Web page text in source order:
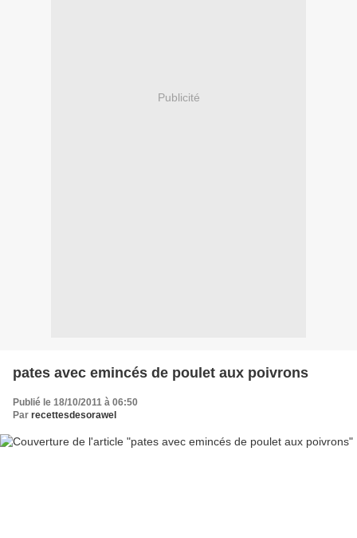
Publicité
pates avec emincés de poulet aux poivrons
Publié le 18/10/2011 à 06:50
Par recettesdesorawel